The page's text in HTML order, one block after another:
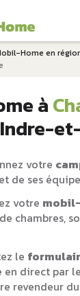
Home en
à
votre
de ses
votre
chambres,
le
en direct par
revendeur